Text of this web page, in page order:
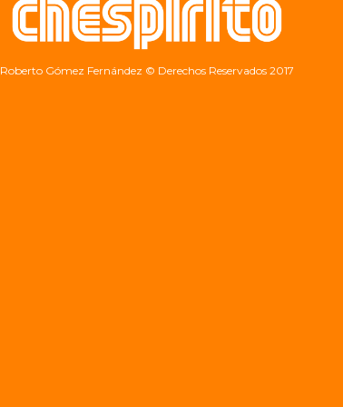
Roberto Gómez Fernández © Derechos Reservados 2017